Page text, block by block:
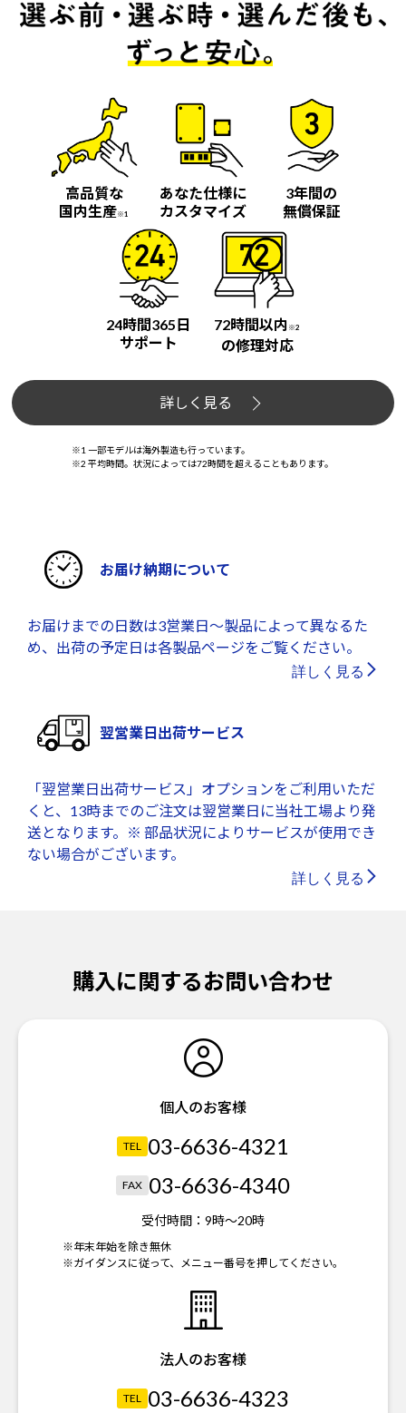
高品質な
国内生産※1
あなた仕様に
カスタマイズ
3年間の
無償保証
24時間365日
サポート
72時間以内 ※2
の修理対応
詳しく見る
※1 一部モデルは海外製造も行っています。
※2 平均時間。状況によっては72時間を超えることもあります。
お届け納期について
お届けまでの日数は3営業日～製品によって異なるた
め、出荷の予定日は各製品ページをご覧ください。
詳しく見る
翌営業日出荷サービス
「翌営業日出荷サービス」オプションをご利用いただ
くと、13時までのご注文は翌営業日に当社工場より発
送となります。※ 部品状況によりサービスが使用でき
ない場合がございます。
詳しく見る
購入に関するお問い合わせ
個人のお客様
TEL 03-6636-4321
FAX 03-6636-4340
受付時間： 9時～20時
※年末年始を除き無休
※ガイダンスに従って、メニュー番号を押してください。
法人のお客様
TEL 03-6636-4323